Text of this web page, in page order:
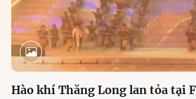
Hào khí Thăng Long lan tỏa tại